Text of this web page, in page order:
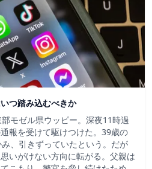
つ踏み込むべきか
モゼル県ウッピー。深夜11時過
報を受けて駆けつけた。39歳の
、引きずっていたという。だが
いがけない方向に転がる。父親は